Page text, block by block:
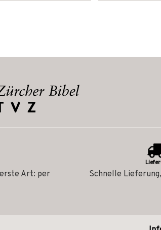
Art: per
Schnelle